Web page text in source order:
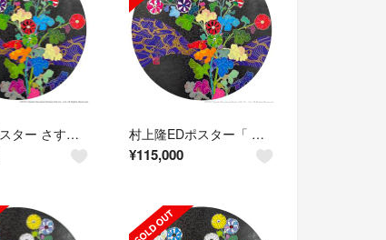
村上隆 ポスター さすらいの旅からの帰還 3点セット 村上隆EDポスター「 法橋光琳 」 さすらいの旅からの帰還
¥115,000